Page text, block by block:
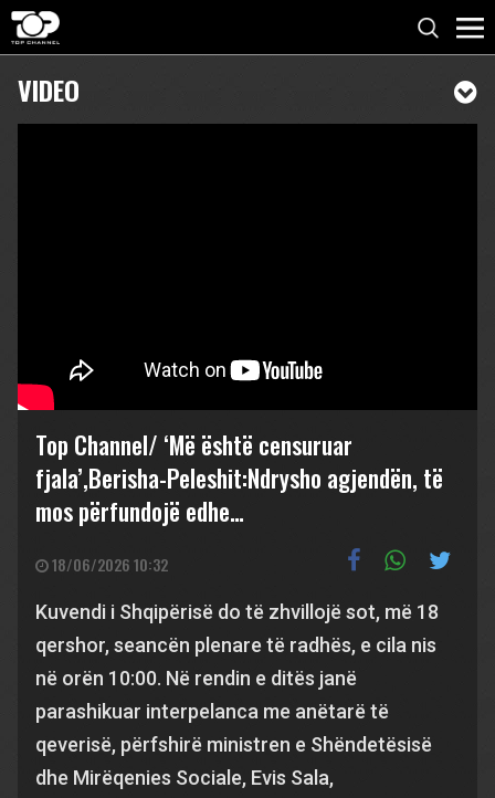
VIDEO
Top Channel/ ‘Më është censuruar
fjala’,Berisha-Peleshit:Ndrysho agjendën, të
mos përfundojë edhe…
18/06/2026 10:32
Kuvendi i Shqipërisë do të zhvillojë sot, më 18
qershor, seancën plenare të radhës, e cila nis
në orën 10:00. Në rendin e ditës janë
parashikuar interpelanca me anëtarë të
qeverisë, përfshirë ministren e Shëndetësisë
dhe Mirëqenies Sociale, Evis Sala,